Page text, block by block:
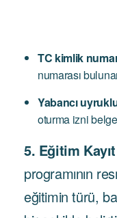
TC kimlik
numarası
Yabancı
oturma izni
5. Eğitim
programının
eğitimin türü,